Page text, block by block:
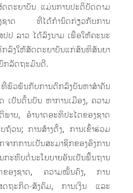
ບັນ ແມ່ນການປະຕິບັດຕາມ
ງຊາດ ທີ່ໄດ້ກຳນົດກ່ຽວກັບການ
ປ ລາວ ໄດ້ລົງນາມ ເພື່ອໃຫ້ຄະນະ
ກລົງໃຫ້ສັດຕະຍາບັນແກ່ສົນທິສັນຍາ
ກລັດຖະມົນຕີ.
ກັບການຕົກລົງບັນຫາສຳຄັນ
ເປັນຕົ້ນບັນ ຫາການເມືອງ, ຄວາມ
າບ, ອຳນາດອະທິປະໄຕຂອງຊາດ
ວນ; ການສ້າງຕັ້ງ, ການເຂົ້າຮ່ວມ
າກການເປັນສະມາຊິກຂອງອົງການ
ະທົບຕໍ່ນະໂຍບາຍອັນເປັນພື້ນຖານ
ຂອງຊາດ, ຄວາມໝັ້ນຄົງ, ການ
ສດຖະກິດ-ສັງຄົມ, ການເງິນ ແລະ